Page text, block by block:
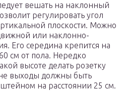
вешать на наклонный
регулировать угол
плоскости. Можно
или наклонно-
Его середина крепится на
см от пола. Нередко
высоте делать розетку
выходы должны быть
на расстоянии 25 см.